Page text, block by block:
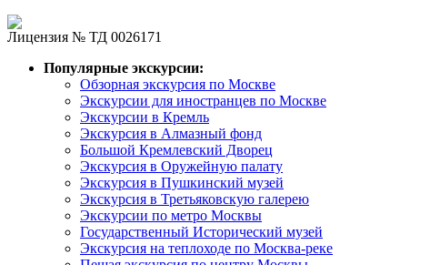
Лицензия № ТД 0026171
Популярные экскурсии:
Обзорная экскурсия по Москве
Экскурсии для иностранцев по Москве
Экскурсии в Кремль
Экскурсия в Алмазный фонд
Большой Кремлевский Дворец
Экскурсия в Оружейную палату
Экскурсия в Пушкинский музей
Экскурсия в Третьяковскую галерею
Экскурсии по метро Москвы
Государственный Исторический музей
Экскурсия на теплоходе по Москва-реке